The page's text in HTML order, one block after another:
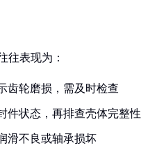
往表现为：
齿轮磨损，需及时检查
件状态，再排查壳体完整性
滑不良或轴承损坏